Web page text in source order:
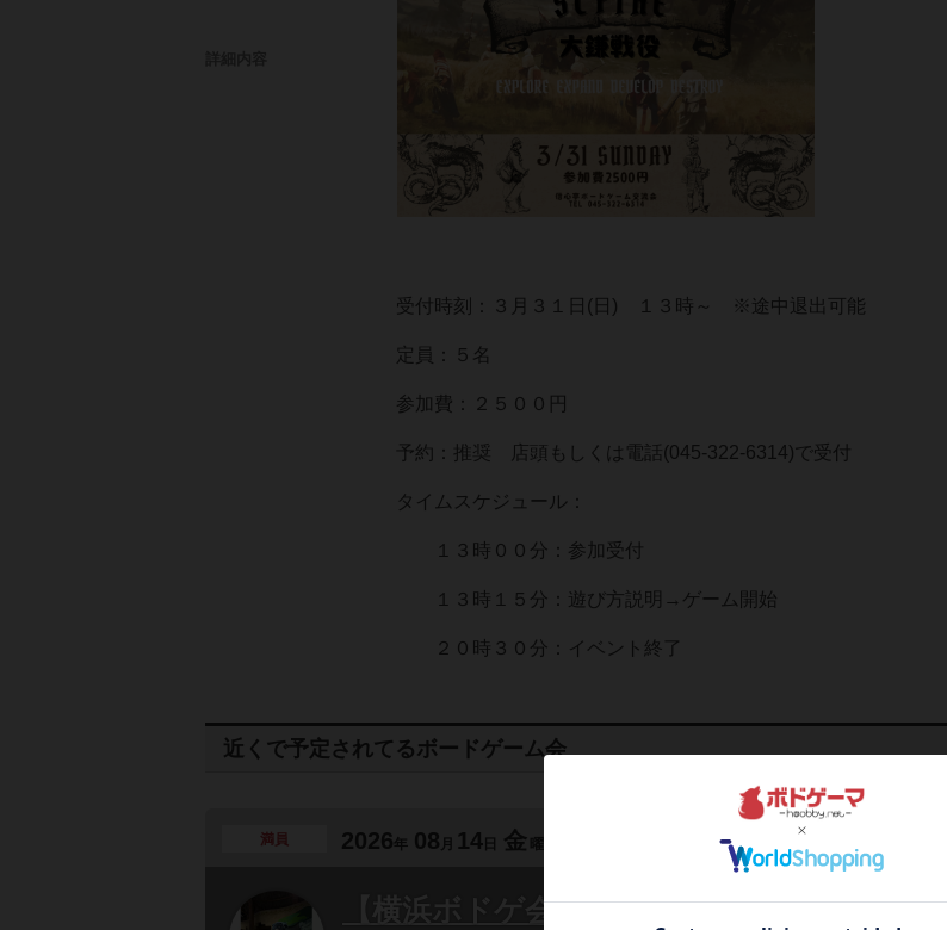
受付時刻：３月３１日(日) １３時～ ※途中退出可能
定員：５名
参加費：２５００円
予約：推奨 店頭もしくは電話(045-322-6314)で受付
タイムスケジュール：
１３時００分：参加受付
１３時１５分：遊び方説明→ゲーム開始
２０時３０分：イベント終了
近くで予定されてるボードゲーム会
満員 2026年 08 月 14 金 曜日
【横浜ボドゲ会】初心者歓迎!! じっくり悩む